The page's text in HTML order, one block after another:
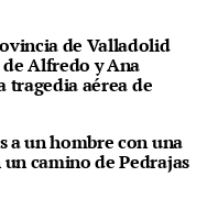
de Valladolid
Alfredo y Ana
tragedia aérea de
a un hombre con una
un camino de Pedrajas